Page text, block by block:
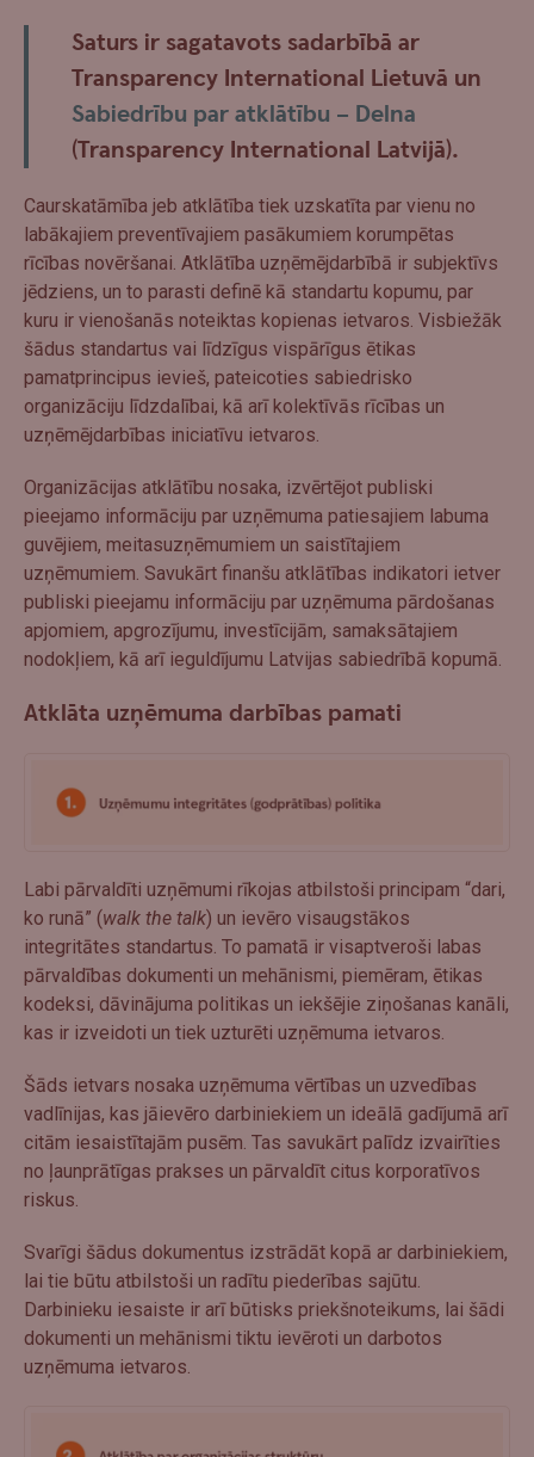
Saturs ir sagatavots sadarbībā ar
Transparency International Lietuvā un
Sabiedrību par atklātību – Delna
(Transparency International Latvijā).
Caurskatāmība jeb atklātība tiek uzskatīta par vienu no
labākajiem preventīvajiem pasākumiem korumpētas
rīcības novēršanai. Atklātība uzņēmējdarbībā ir subjektīvs
jēdziens, un to parasti definē kā standartu kopumu, par
kuru ir vienošanās noteiktas kopienas ietvaros. Visbiežāk
šādus standartus vai līdzīgus vispārīgus ētikas
pamatprincipus ievieš, pateicoties sabiedrisko
organizāciju līdzdalībai, kā arī kolektīvās rīcības un
uzņēmējdarbības iniciatīvu ietvaros.
Organizācijas atklātību nosaka, izvērtējot publiski
pieejamo informāciju par uzņēmuma patiesajiem labuma
guvējiem, meitasuzņēmumiem un saistītajiem
uzņēmumiem. Savukārt finanšu atklātības indikatori ietver
publiski pieejamu informāciju par uzņēmuma pārdošanas
apjomiem, apgrozījumu, investīcijām, samaksātajiem
nodokļiem, kā arī ieguldījumu Latvijas sabiedrībā kopumā.
Atklāta uzņēmuma darbības pamati
Labi pārvaldīti uzņēmumi rīkojas atbilstoši principam “dari,
ko runā” (walk the talk) un ievēro visaugstākos
integritātes standartus. To pamatā ir visaptveroši labas
pārvaldības dokumenti un mehānismi, piemēram, ētikas
kodeksi, dāvinājuma politikas un iekšējie ziņošanas kanāli,
kas ir izveidoti un tiek uzturēti uzņēmuma ietvaros.
Šāds ietvars nosaka uzņēmuma vērtības un uzvedības
vadlīnijas, kas jāievēro darbiniekiem un ideālā gadījumā arī
citām iesaistītajām pusēm. Tas savukārt palīdz izvairīties
no ļaunprātīgas prakses un pārvaldīt citus korporatīvos
riskus.
Svarīgi šādus dokumentus izstrādāt kopā ar darbiniekiem,
lai tie būtu atbilstoši un radītu piederības sajūtu.
Darbinieku iesaiste ir arī būtisks priekšnoteikums, lai šādi
dokumenti un mehānismi tiktu ievēroti un darbotos
uzņēmuma ietvaros.